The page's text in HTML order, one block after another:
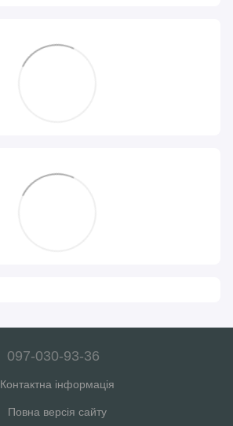
097-030-93-36
Контактна інформація
Повна версія сайту